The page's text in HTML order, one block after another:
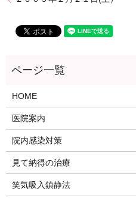
HOME
医院案内
院内感染対策
見て納得の治療
笑気吸入鎮静法